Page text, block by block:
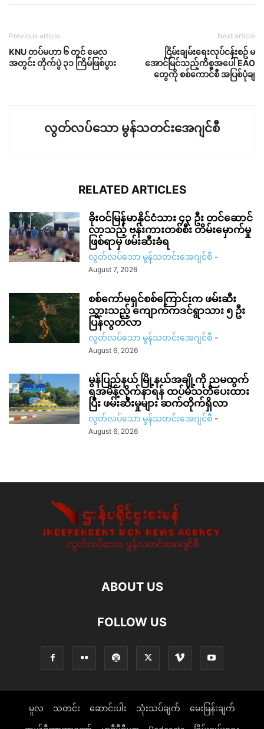
Previous article
KNU တပ်မဟာ ၆ တွင် မေလ
အတွင်း တိုက်ပွဲ ၃၁ ကြိမ်ဖြစ်ပွား
Next article
ငြိမ်းချမ်းရေးလုပ်ငန်းစဥ် မ
အောင်မြင်သည့်ကိစ္စအပေါ် EAO
တွေကို စစ်ကောင်စီ အပြစ်ပုံချ
လွတ်လပ်သော မွန်သတင်းအေဂျင်စီ
RELATED ARTICLES
ခိုးဝင်မြန်မာနိုင်ငံသား ၄၃ ဦး တင်ဆောင်
လာသည့် ဗန်းကားတစ်စီး တိမ်းမှောက်မှု
ဖြစ်ရာမှ ဖမ်းဆီးခံရ
လွတ်လပ်သော မွန်သတင်းအေဂျင်စီ -
August 7, 2026
စစ်ကော်မရှင်စစ်ကြောင်းက ဖမ်းဆီး
သွားသည့် ကျောက်ကဒင်ရွာသား ၅ ဦး
ပြန်လွတ်လာ
လွတ်လပ်သော မွန်သတင်းအေဂျင်စီ -
August 6, 2026
မွန်ပြည်နယ် မြို့နယ်အချို့ကို ညမထွက်
ရအမိန့်လိုက်နာရန် ထပ်မံသတိပေးထား
ပြီး ဖမ်းဆီးမှုများ ဆက်တိုက်ရှိလာ
လွတ်လပ်သော မွန်သတင်းအေဂျင်စီ -
August 6, 2026
ABOUT US
FOLLOW US
မူလ သတင်း ဆောင်းပါး သုံးသပ်ချက် မေးမြန်းချက်